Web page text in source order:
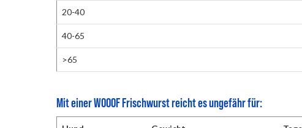
20-40
40-65
>65
Mit einer WOOOF Frischwurst reicht es ungefähr für: